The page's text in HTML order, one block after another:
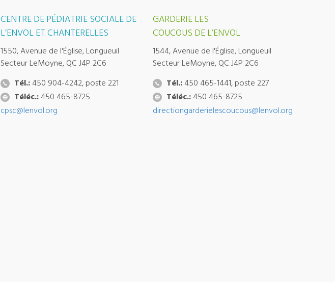
CENTRE DE PÉDIATRIE SOCIALE DE
L’ENVOL ET CHANTERELLES
1550, Avenue de l'Église, Longueuil
Secteur LeMoyne, QC J4P 2C6
Tél.: 450 904-4242, poste 221
Téléc.: 450 465-8725
cpsc@lenvol.org
GARDERIE LES
COUCOUS DE L’ENVOL
1544, Avenue de l'Église, Longueuil
Secteur LeMoyne, QC J4P 2C6
Tél.:450 465-1441, poste 227
Téléc.:450 465-8725
directiongarderielescoucous@lenvol.org